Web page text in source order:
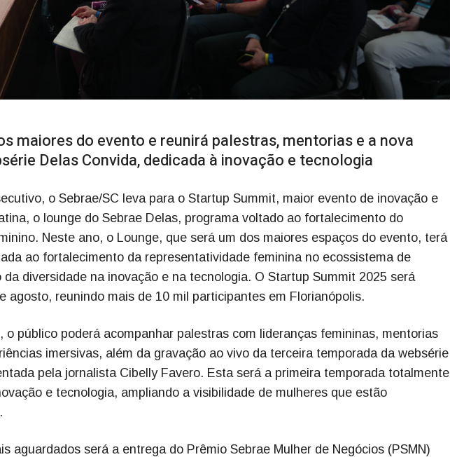
maiores do evento e reunirá palestras, mentorias e a nova
Delas Convida, dedicada à inovação e tecnologia
o Sebrae/SC leva para o Startup Summit, maior evento de inovação e
o lounge do Sebrae Delas, programa voltado ao fortalecimento do
Neste ano, o Lounge, que será um dos maiores espaços do evento, terá
ao fortalecimento da representatividade feminina no ecossistema de
diversidade na inovação e na tecnologia. O Startup Summit 2025 será
agosto, reunindo mais de 10 mil participantes em Florianópolis.
o público poderá acompanhar palestras com lideranças femininas, mentorias
imersivas, além da gravação ao vivo da terceira temporada da websérie
pela jornalista Cibelly Favero. Esta será a primeira temporada totalmente
e tecnologia, ampliando a visibilidade de mulheres que estão
aguardados será a entrega do Prêmio Sebrae Mulher de Negócios (PSMN)